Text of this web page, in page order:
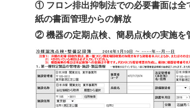
① フロン排出抑制法での必要書面は
紙の書面管理からの解放
② 機器の定期点検、簡易点検の実施を